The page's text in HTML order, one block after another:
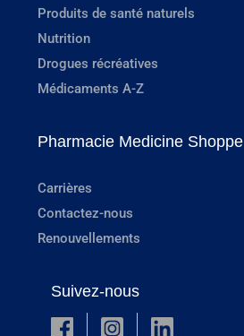
Produits de santé naturels
Nutrition
Drogues récréatives
Médicaments A-Z
Pharmacie Medicine Shoppe
Carrières
Contactez-nous
Renouvellements
Suivez-nous